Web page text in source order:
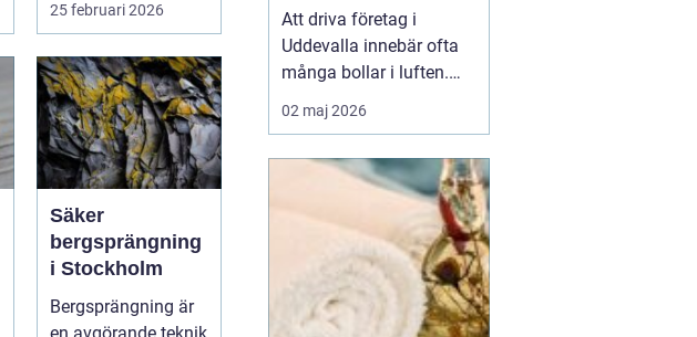
25 februari 2026
Säker
bergsprängning
i Stockholm
Bergsprängning är
en avgörande teknik
ekonomi
Att driva företag i
Uddevalla innebär ofta
många bollar i luften.
Kunder, leveranser,
personal och
fungera samtidigt som
ekonomin behöver vara i
ordning. För många
företagare blir
redovisningen en källa
till stress, trots att den i...
02 maj 2026